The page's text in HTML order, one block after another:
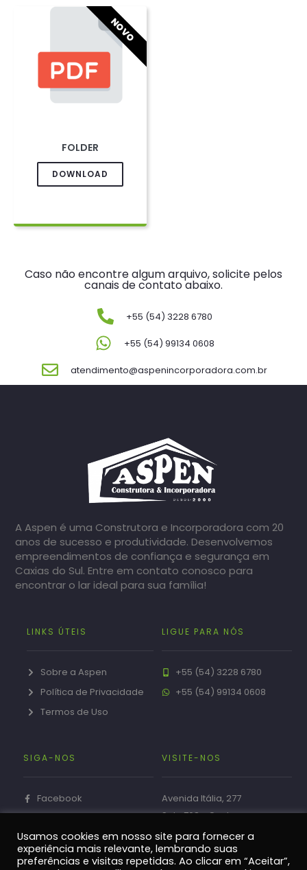
FOLDER
DOWNLOAD
NOVO
Caso não encontre algum arquivo, solicite pelos
canais de contato abaixo.
+55 (54) 3228 6780
+55 (54) 99134 0608
atendimento@aspenincorporadora.com.br
A Aspen é uma Construtora e Incorporadora com 20
anos de sucesso e produtividade. Desenvolvemos
empreendimentos de confiança e segurança em
Caxias do Sul. Entre em contato conosco para
encontrar o lar ideal para sua família!
LINKS ÚTEIS
Sobre a Aspen
Política de Privacidade
Termos de Uso
LIGUE PARA NÓS
+55 (54) 3228 6780
+55 (54) 99134 0608
SIGA-NOS
Facebook
VISITE-NOS
Avenida Itália, 277
Sala 708 - Centro
Caxias do Sul - RS
Usamos cookies em nosso site para fornecer a
experiência mais relevante, lembrando suas
preferências e visitas repetidas. Ao clicar em “Aceitar”,